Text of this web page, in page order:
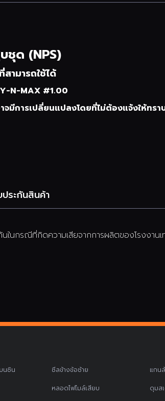
ชุด (NPS)
สามารถใช้ได้
Y-N-MAX #1.00
จมีการเปลี่ยนแปลงโดยที่ไม่ต้องแจ้งให้ทรา
ระกันสินค้า
นในกรณีที่กิดความเสียจากการผลิตของโรงงานเ
นซิน
ซีลข้างข้อซ้าย
หลอดไฟไมล์เสียบ
แกน
ดุมส